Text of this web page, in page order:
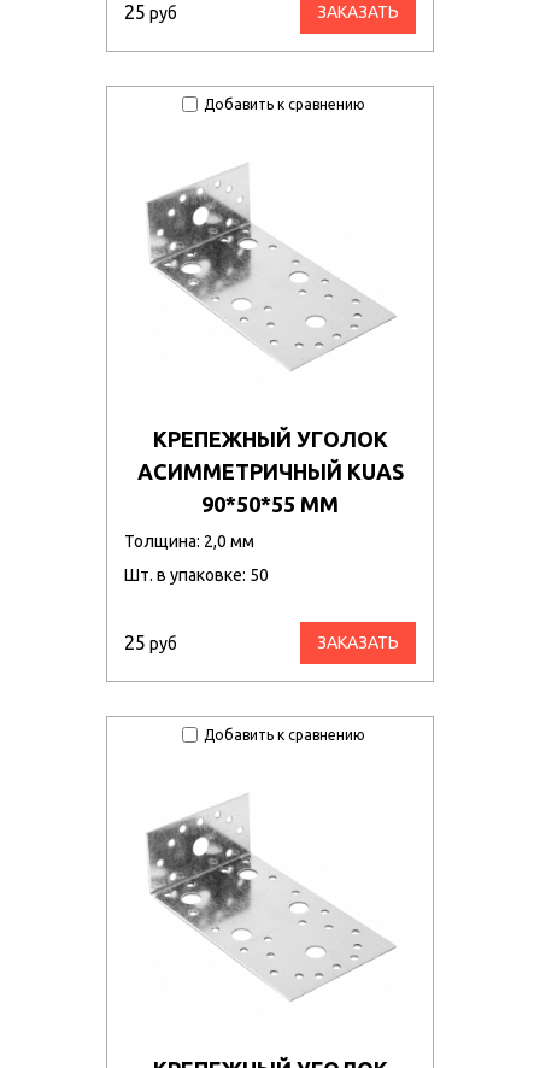
25 руб ЗАКАЗАТЬ
Добавить к сравнению
КРЕПЕЖНЫЙ УГОЛОК
АСИММЕТРИЧНЫЙ KUAS
90*50*55 ММ
Толщина: 2,0 мм
Шт. в упаковке: 50
25 руб ЗАКАЗАТЬ
Добавить к сравнению